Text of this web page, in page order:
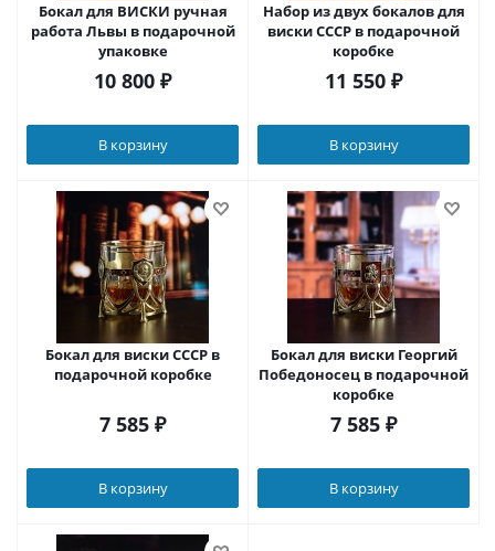
Бокал для ВИСКИ ручная
работа Львы в подарочной
упаковке
10 800 ₽
В корзину
Набор из двух бокалов для
виски СССР в подарочной
коробке
11 550 ₽
В корзину
Бокал для виски СССР в
подарочной коробке
7 585 ₽
В корзину
Бокал для виски Георгий
Победоносец в подарочной
коробке
7 585 ₽
В корзину